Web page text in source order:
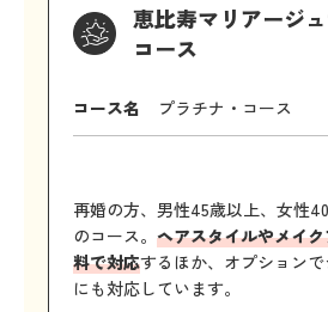
恵比寿マリアージ
コース
コース名 プラチナ・コース
再婚の方、男性45歳以上、女性
のコース。 ヘアスタイルやメイ
料で対応するほか、オプション
にも対応しています。